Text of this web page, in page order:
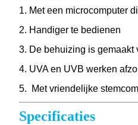
1. Met een microcomputer
2. Handiger te bedienen
3. De behuizing is gemaakt
4. UVA en UVB werken
5.
Met vriendelijke
Specificaties